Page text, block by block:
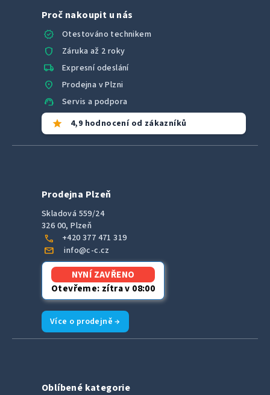
Proč nakoupit u nás
verified
Otestováno technikem
shield Záruka až 2 roky
local_shipping Expresní odeslání
location_on Prodejna v Plzni
support_agent Servis a podpora
star 4,9 hodnocení od zákazníků
Prodejna Plzeň
Skladová 559/24
326 00, Plzeň
call +420 377 471 319
mail info@c-c.cz
NYNÍ ZAVŘENO
Otevřeme: zítra v 08:00
Více o prodejně →
Oblíbené kategorie